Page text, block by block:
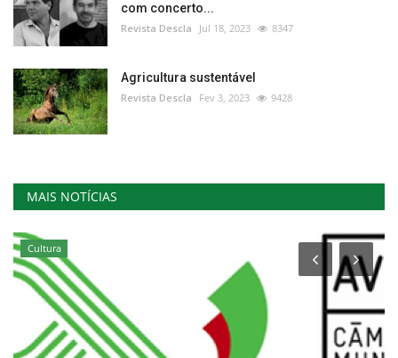
com concerto...
Revista Descla Jul 18, 2023 8347
Agricultura sustentável
Revista Descla Fev 3, 2023 9428
MAIS NOTÍCIAS
Cultura